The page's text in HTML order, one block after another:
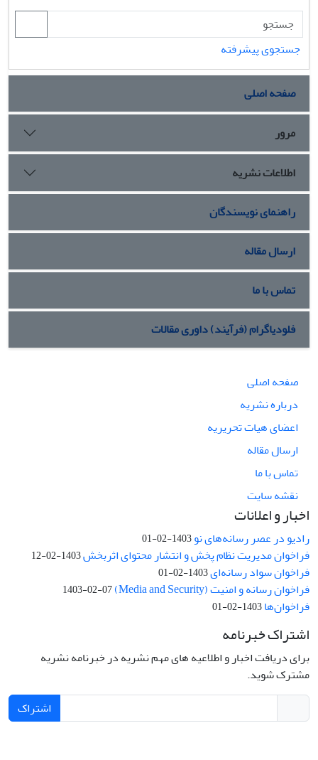
جستجوی پیشرفته
صفحه اصلی
مرور
اطلاعات نشریه
راهنمای نویسندگان
ارسال مقاله
تماس با ما
فلودیاگرام (فرآیند) داوری مقالات
صفحه اصلی
درباره نشریه
اعضای هیات تحریریه
ارسال مقاله
تماس با ما
نقشه سایت
اخبار و اعلانات
رادیو در عصر رسانه‌های نو1403-02-01
فراخوان مدیریت نظام پخش و انتشار محتوای اثربخش1403-02-12
فراخوان سواد رسانه‌ای1403-02-01
فراخوان رسانه و امنیت (Media and Security) 1403-02-07
فراخوان‌ها1403-02-01
اشتراک خبرنامه
برای دریافت اخبار و اطلاعیه های مهم نشریه در خبرنامه نشریه
مشترک شوید.
اشتراک